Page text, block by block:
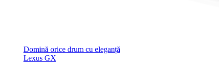
Domină orice drum cu eleganță
Lexus GX